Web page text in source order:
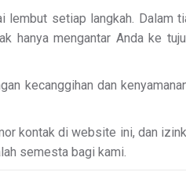
lembut setiap langkah. Dalam
hanya mengantar Anda ke
kecanggihan dan
kontak di website ini, dan
semesta bagi kami.